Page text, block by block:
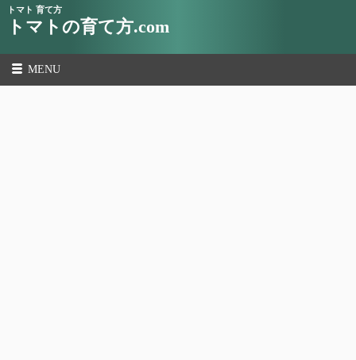
トマト 育て方
トマトの育て方.com
MENU